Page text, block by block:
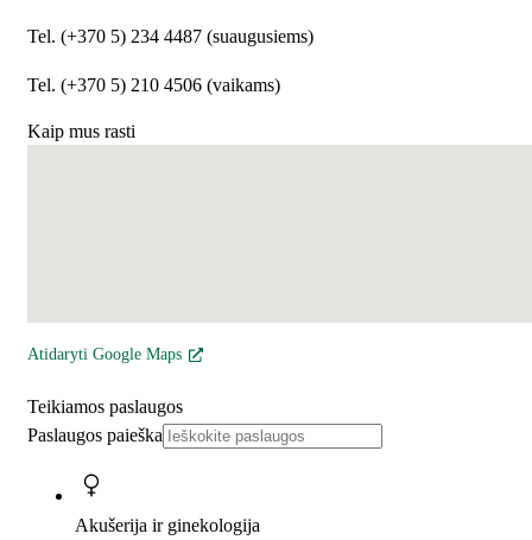
Tel. (+370 5) 234 4487 (suaugusiems)
Tel. (+370 5) 210 4506 (vaikams)
Kaip mus rasti
Atidaryti Google Maps
Teikiamos paslaugos
Paslaugos paieška
Akušerija ir ginekologija